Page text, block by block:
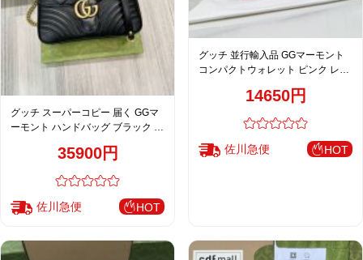
グッチ スーパーコピー 届く GGマ
ーモント ハンドバッグ ブラック レ
35900円
佐川急便 HOT
グッチ 並行輸入品 GGマーモント
コンパクトウォレット ピンク レザ
14650円
佐川急便 HOT